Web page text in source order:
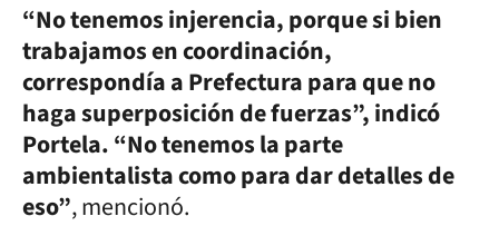
“No tenemos injerencia, porque si bien
trabajamos en coordinación,
correspondía a Prefectura para que no
haga superposición de fuerzas”, indicó
Portela. “No tenemos la parte
ambientalista como para dar detalles de
eso”, mencionó.